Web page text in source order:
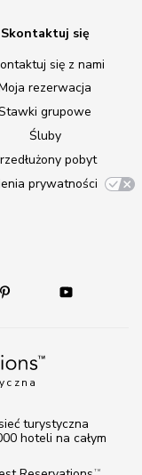
Skontaktuj się
się z nami
rezerwacja
grupowe
Śluby
pobyt
prywatności
TM
turystyczna
hoteli na całym